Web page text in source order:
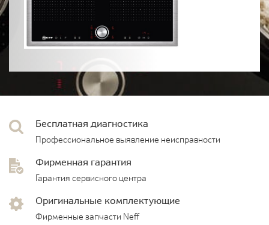
Бесплатная диагностика
Профессиональное выявление неисправности
Фирменная гарантия
Гарантия сервисного центра
Оригинальные комплектующие
Фирменные запчасти Neff